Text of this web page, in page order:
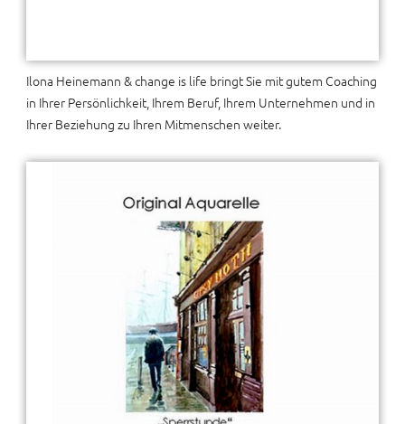
Ilona Heinemann & change is life bringt Sie mit gutem Coaching
in Ihrer Persönlichkeit, Ihrem Beruf, Ihrem Unternehmen und in
Ihrer Beziehung zu Ihren Mitmenschen weiter.